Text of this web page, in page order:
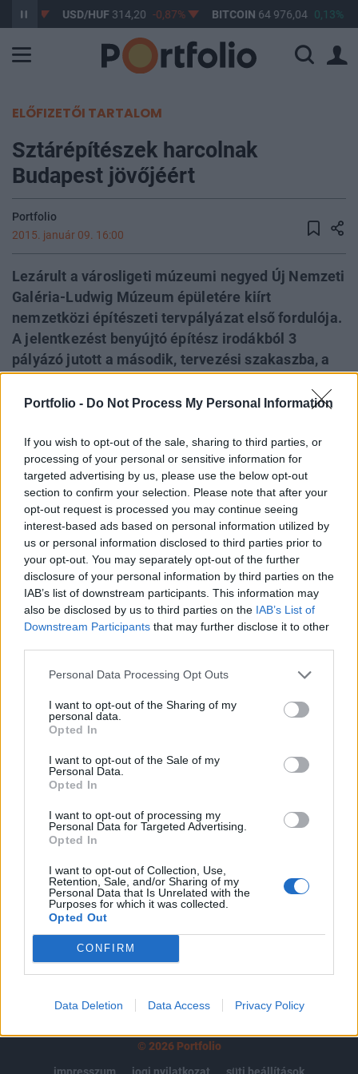
Portfolio - Do Not Process My Personal Information
If you wish to opt-out of the sale, sharing to third parties, or
processing of your personal or sensitive information for
targeted advertising by us, please use the below opt-out
section to confirm your selection. Please note that after your
opt-out request is processed you may continue seeing
interest-based ads based on personal information utilized by
us or personal information disclosed to third parties prior to
your opt-out. You may separately opt-out of the further
disclosure of your personal information by third parties on the
IAB’s list of downstream participants. This information may
also be disclosed by us to third parties on the IAB’s List of
Downstream Participants that may further disclose it to other
Personal Data Processing Opt Outs
I want to opt-out of the Sharing of my
personal data.
Opted In
I want to opt-out of the Sale of my
Personal Data.
Opted In
I want to opt-out of processing my
Personal Data for Targeted Advertising.
Opted In
I want to opt-out of Collection, Use,
Retention, Sale, and/or Sharing of my
Personal Data that Is Unrelated with the
Purposes for which it was collected.
Opted Out
CONFIRM
Data Deletion Data Access Privacy Policy
-0,61% USD/HUF314,20 -0,87% BITCOIN 64 976,04 0,13%
ELŐFIZETŐI TARTALOM
Sztárépítészek harcolnak
Budapest jövőjéért
Portfolio
2015. január 09. 16:00
Lezárult a városligeti múzeumi negyed Új Nemzeti
Galéria-Ludwig Múzeum épületére kiírt
nemzetközi építészeti tervpályázat első fordulója.
A jelentkezést benyújtó építész irodákból 3
pályázó jutott a második, tervezési szakaszba, a
magyarországi építészet történetében ilyen súlyú
hazai középület megtervezéséért - áll a Városliget
Zrt. közleményében.
Liget Budapest A projekt keretében az Új Nemzeti Galéria-
Ludwig Múzeummal együtt öt új múzeum épül a park
szélein, illetve a Ligetben található, de lebontásra ítélt
építmények, beépítések helyén épül fel, megóvva a park
zöldfelületét, amelynek rekonstrukciója és növelése a Liget
Budapest Projekt egyik alapvető eleme. Az Ötvenhatosok
terén megvalósuló Néprajzi...
KEDVES OLVASÓNK!
tartozik, melynek olvasása előfizetéses
regisztrációhoz kötött.
Az előfizetés a következőket tartalmazza:
Portfolio.hu teljes cikkarchívum
kötéslistái
MÁR ELŐFIZETŐNK VAGY?
© 2026 Portfolio
impresszum
jogi nyilatkozat süti beállítások